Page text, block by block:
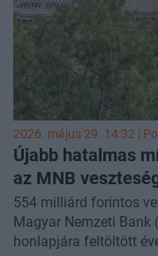
2026. május 29. 14:32 |
Újabb hatalmas
az MNB
554 milliárd forintos
Magyar Nemzeti Bank
honlapjára feltöltött